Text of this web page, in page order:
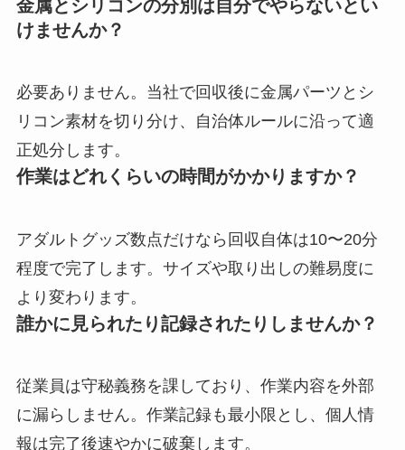
金属とシリコンの分別は自分でやらないとい
けませんか？
必要ありません。当社で回収後に金属パーツとシ
リコン素材を切り分け、自治体ルールに沿って適
正処分します。
作業はどれくらいの時間がかかりますか？
アダルトグッズ数点だけなら回収自体は10〜20分
程度で完了します。サイズや取り出しの難易度に
より変わります。
誰かに見られたり記録されたりしませんか？
従業員は守秘義務を課しており、作業内容を外部
に漏らしません。作業記録も最小限とし、個人情
報は完了後速やかに破棄します。